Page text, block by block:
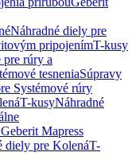
Náhradné diely pre
pripojenímT-kusy
pre rúry a
tesneniaSúpravy
Systémové rúry
T-kusyNáhradné
Mapress
diely pre KolenáT-